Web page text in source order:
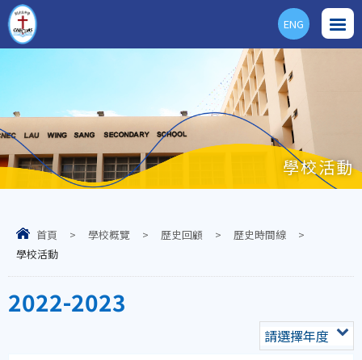
ENG
學校活動
首頁 > 學校概覽 > 歷史回顧 > 歷史時間線
>
學校活動
2022-2023
請選擇年度